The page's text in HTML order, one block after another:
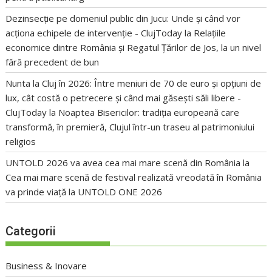
Dezinsecție pe domeniul public din Jucu: Unde și când vor
acționa echipele de intervenție - ClujToday la Relațiile
economice dintre România și Regatul Țărilor de Jos, la un nivel
fără precedent de bun
Nunta la Cluj în 2026: Între meniuri de 70 de euro și opțiuni de
lux, cât costă o petrecere și când mai găsești săli libere -
ClujToday la Noaptea Bisericilor: tradiția europeană care
transformă, în premieră, Clujul într-un traseu al patrimoniului
religios
UNTOLD 2026 va avea cea mai mare scenă din România la
Cea mai mare scenă de festival realizată vreodată în România
va prinde viață la UNTOLD ONE 2026
Categorii
Business & Inovare